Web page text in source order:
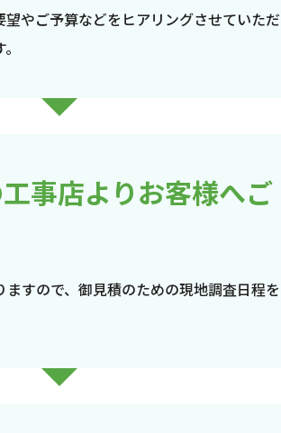
やご予算などをヒアリングさせていただ
事店よりお客様へご
すので、御見積のための現地調査日程を